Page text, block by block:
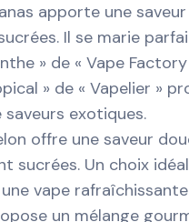
apporte une
Il se marie
» de « Vape
» de « Vapelier »
exotiques.
offre une saveur
sucrées. Un choix
une vape
un mélange